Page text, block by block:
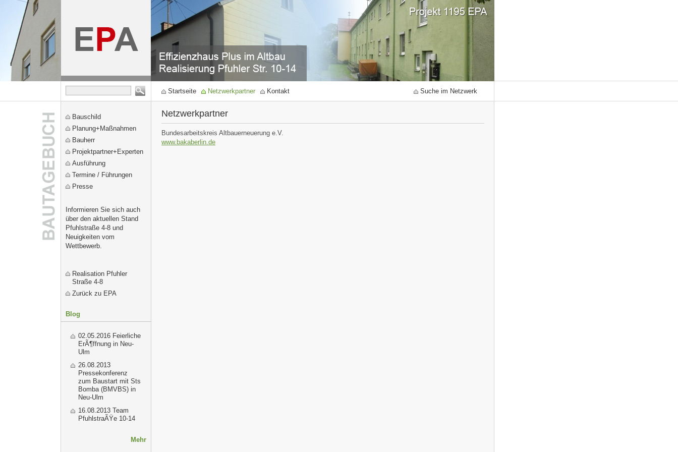
Startseite Netzwerkpartner Kontakt Suche im Netzwerk
Bauschild
Planung+Maßnahmen
Bauherr
Projektpartner+Experten
Ausführung
Termine / Führungen
Presse
Informieren Sie sich auch
über den aktuellen Stand
Pfuhlstraße 4-8 und
Neuigkeiten vom
Wettbewerb.
Realisation Pfuhler
Straße 4-8
Zurück zu EPA
Blog
02.05.2016 Feierliche
ErÃ¶ffnung in Neu-
Ulm
26.08.2013
Pressekonferenz
zum Baustart mit Sts
Bomba (BMVBS) in
Neu-Ulm
16.08.2013 Team
PfuhlstraÃŸe 10-14
Mehr
Netzwerkpartner
Bundesarbeitskreis Altbauerneuerung e.V.
www.bakaberlin.de